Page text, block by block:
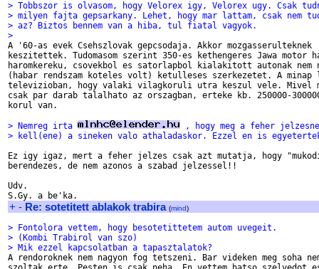
> Tobbszor is olvasom, hogy Velorex igy, Velorex ugy. Csak
> milyen fajta gepsarkany. Lehet, hogy mar lattam, csak nem
> az? Biztos bennem van a hiba, tul fiatal vagyok.
>
A '60-as evek Csehszlovak gepcsodaja. Akkor mozgasserulteknek
keszitettek. Tudomasom szerint 350-es kethengeres Jawa motor
haromkereku, csovekbol es satorlapbol kialakitott autonak nem
(habar rendszam koteles volt) ketulleses szerkezetet. A minap
televizioban, hogy valaki vilagkoruli utra keszul vele. Mivel
csak par darab talalhato az orszagban, erteke kb. 250000-
korul van.
> Nemreg irta
, hogy meg a feher
> kell(ene) a sineken valo athaladaskor. Ezzel en is
Ez igy igaz, mert a feher jelzes csak azt mutatja, hogy
berendezes, de nem azonos a szabad jelzessel!!
Udv.
+ - Re: sotetitett ablakok trabira (mind)
> Fontolora vettem, hogy besotetittetem autom uvegeit.
> (Kombi Trabirol van szo)
> Mik ezzel kapcsolatban a tapasztalatok?
A rendoroknek nem nagyon fog tetszeni. Bar videken meg soha